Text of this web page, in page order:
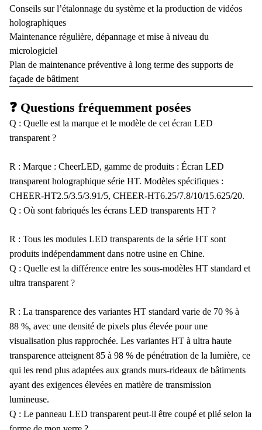
Conseils sur l’étalonnage du système et la production de vidéos
holographiques
Maintenance régulière, dépannage et mise à niveau du
micrologiciel
Plan de maintenance préventive à long terme des supports de
façade de bâtiment
❓ Questions fréquemment posées
Q : Quelle est la marque et le modèle de cet écran LED
transparent ?
R : Marque : CheerLED, gamme de produits : Écran LED
transparent holographique série HT. Modèles spécifiques :
CHEER-HT2.5/3.5/3.91/5, CHEER-HT6.25/7.8/10/15.625/20.
Q : Où sont fabriqués les écrans LED transparents HT ?
R : Tous les modules LED transparents de la série HT sont
produits indépendamment dans notre usine en Chine.
Q : Quelle est la différence entre les sous-modèles HT standard et
ultra transparent ?
R : La transparence des variantes HT standard varie de 70 % à
88 %, avec une densité de pixels plus élevée pour une
visualisation plus rapprochée. Les variantes HT à ultra haute
transparence atteignent 85 à 98 % de pénétration de la lumière, ce
qui les rend plus adaptées aux grands murs-rideaux de bâtiments
ayant des exigences élevées en matière de transmission
lumineuse.
Q : Le panneau LED transparent peut-il être coupé et plié selon la